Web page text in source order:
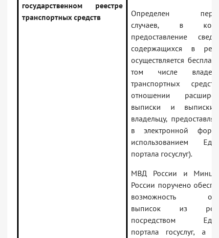
государственном реестре
транспортных средств
Определен
случаев, в
предоставление
содержащихся в
осуществляется
том числе
транспортных
отношении
выписки и
владельцу,
в электронной
использованием
портала госуслуг).
МВД России и
России поручено
возможность
выписок из
посредством
портала госуслуг, а